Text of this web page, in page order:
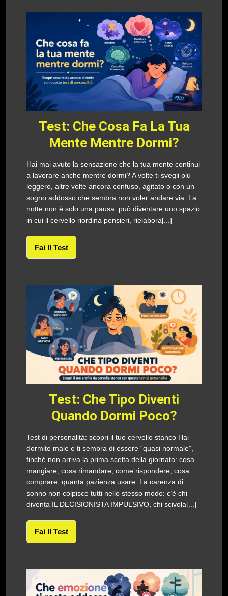
Test: Che Cosa Fa La Tua
Mente Mentre Dormi?
Hai mai avuto la sensazione che la tua mente continui
a lavorare anche mentre dormi? A volte ti svegli più
leggero, altre volte ancora confuso, agitato o con un
sogno addosso che sembra non voler andare via. La
notte non è solo una pausa: può diventare uno spazio
in cui il cervello riordina pensieri, rielabora[...]
Fai Il Test
Test: Che Tipo Diventi
Quando Dormi Poco?
Test di personalità: scopri il tuo cervello stanco Hai
dormito male e ti sembra di essere “quasi normale”,
finché non arriva la prima scelta della giornata: cosa
mangiare, cosa rimandare, come rispondere, cosa
comprare, quanta pazienza usare. La carenza di
sonno non colpisce tutti nello stesso modo: c’è chi
diventa IL DECISIONISTA IMPULSIVO, chi scivola[...]
Fai Il Test